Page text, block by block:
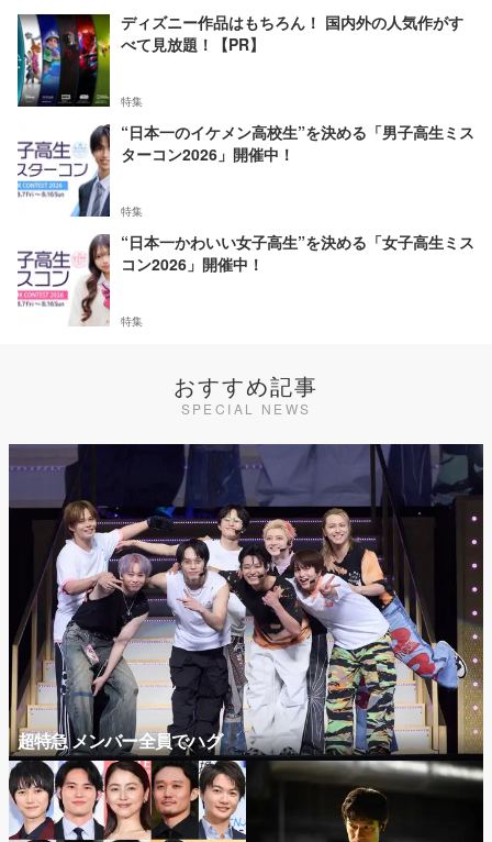
ディズニー作品はもちろん！ 国内外の人気作がす
べて見放題！【PR】
特集
“日本一のイケメン高校生”を決める「男子高生ミス
ターコン2026」開催中！
特集
“日本一かわいい女子高生”を決める「女子高生ミス
コン2026」開催中！
特集
おすすめ記事
SPECIAL NEWS
超特急 メンバー全員でハグ